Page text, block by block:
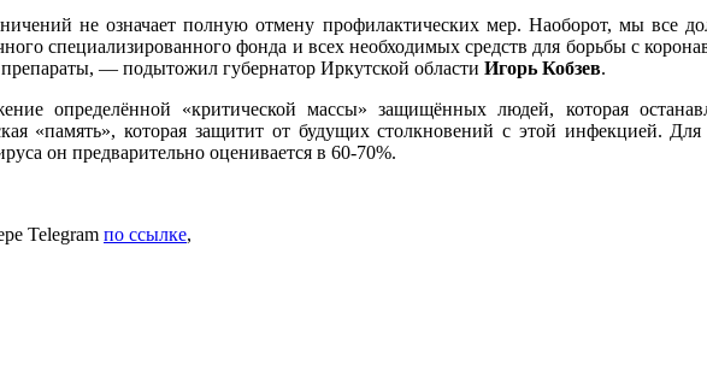
не означает полную отмену профилактических мер. Наоборот, мы все
специализированного фонда и всех необходимых средств для борьбы с
— подытожил губернатор Иркутской области Игорь Кобзев.
определённой «критической массы» защищённых людей, которая
«память», которая защитит от будущих столкновений с этой инфекцией.
он предварительно оценивается в 60-70%.
Telegram по ссылке,